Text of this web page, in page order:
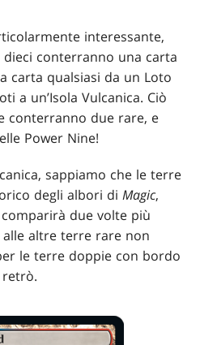
interessante,
conterranno una carta
carta qualsiasi da un Loto
a un’Isola Vulcanica. Ciò
conterranno due rare, e
Power Nine!
sappiamo che le terre
degli albori diMagic,
due volte più
altre terre rare non
le terre doppie con bordo